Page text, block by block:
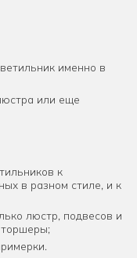
именно в
или еще
к
в разном стиле, и к
люстр, подвесов и
торшеры;